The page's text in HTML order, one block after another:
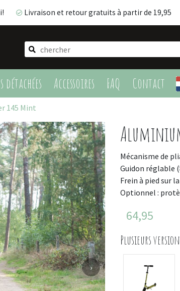
Livraison et retour gratuits à partir de 19,95
détachées Accessoires FAQ Contact
Livraison et retour gratuits à partir de 19,95
145 Mint
›
Mécanisme de
Guidon réglable
Frein à pied sur
Optionnel :
64,95
Plusieurs